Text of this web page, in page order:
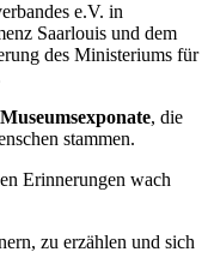
e.V. in
Saarlouis und dem
des Ministeriums für
Museumsexponate, die
stammen.
Erinnerungen wach
zu erzählen und sich